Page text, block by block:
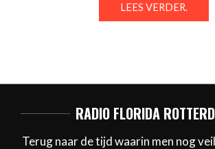
LEES VERDER.
RADIO FLORIDA
Terug naar de tijd waarin men nog